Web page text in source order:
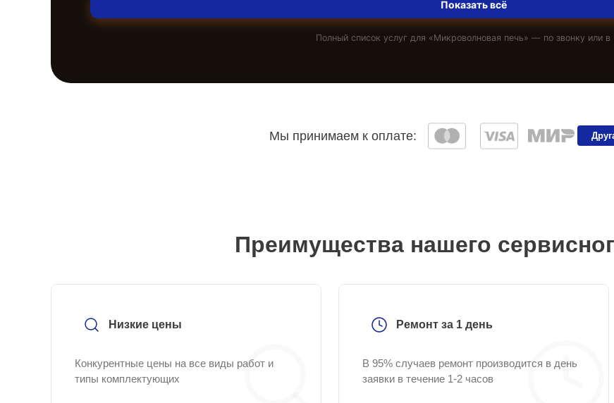
Показать всё
Полный список услуг для «Микроволновая печь» — по звонку или в
Мы принимаем к оплате:
Преимущества нашего
Низкие цены
Конкурентные цены на все виды работ и
типы комплектующих
Ремонт за 1 день
В 95% случаев ремонт производится в день
заявки в течение 1-2 часов